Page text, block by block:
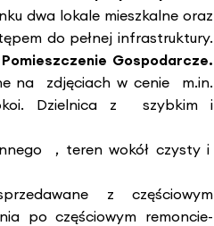
dwa lokale mieszkalne oraz
do pełnej infrastruktury.
Gospodarcze.
na zdjęciach w cenie m.in.
Dzielnica z szybkim i
, teren wokół czysty i
z częściowym
po częściowym remoncie-